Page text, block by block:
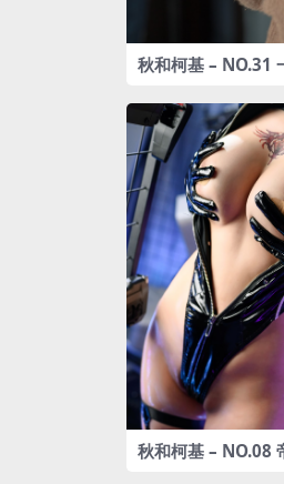
秋和柯基 – NO.31
秋和柯基 – NO.08